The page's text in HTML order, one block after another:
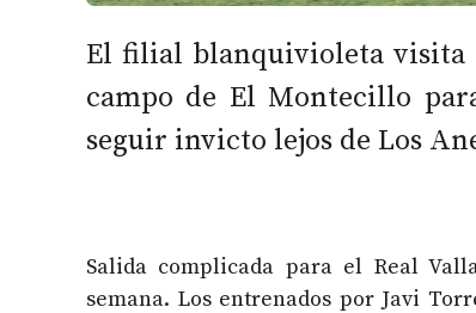
El filial blanquivioleta visita
campo de El Montecillo
seguir invicto lejos de Los
Salida complicada para el Real
semana. Los entrenados por Javi